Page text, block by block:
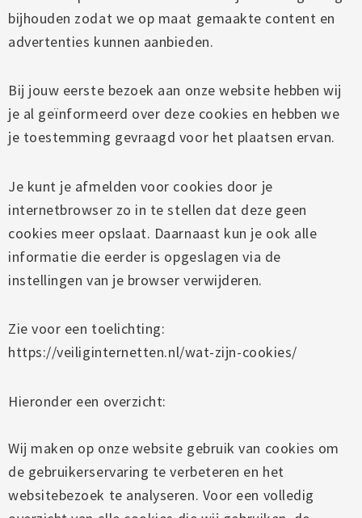
bijhouden zodat we op maat gemaakte content en
advertenties kunnen aanbieden.
Bij jouw eerste bezoek aan onze website hebben wij
je al geïnformeerd over deze cookies en hebben we
je toestemming gevraagd voor het plaatsen ervan.
Je kunt je afmelden voor cookies door je
internetbrowser zo in te stellen dat deze geen
cookies meer opslaat. Daarnaast kun je ook alle
informatie die eerder is opgeslagen via de
instellingen van je browser verwijderen.
Zie voor een toelichting:
https://veiliginternetten.nl/wat-zijn-cookies/
Hieronder een overzicht:
Wij maken op onze website gebruik van cookies om
de gebruikerservaring te verbeteren en het
websitebezoek te analyseren. Voor een volledig